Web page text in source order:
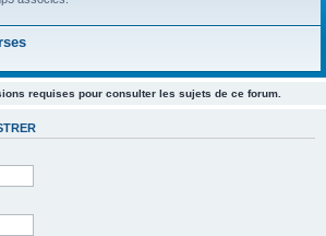
requises pour consulter les sujets de ce forum.